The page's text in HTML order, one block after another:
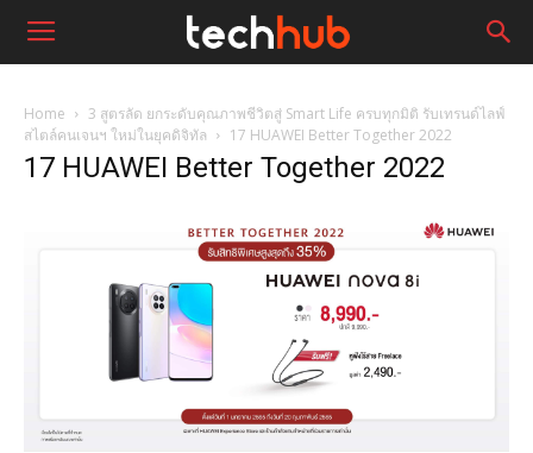
Home
3 สูตรลัด ยกระดับคุณภาพชีวิตสู่ Smart Life ครบทุกมิติ รับเทรนด์ไลฟ์
สไตล์คนเจนฯ ใหม่ในยุคดิจิทัล
17 HUAWEI Better Together 2022
17 HUAWEI Better Together 2022